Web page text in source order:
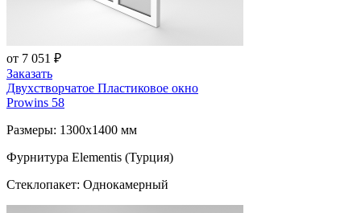
от 7 051 ₽
Заказать
Двухстворчатое Пластиковое окно
Prowins 58
Размеры: 1300x1400 мм
Фурнитура Elementis (Турция)
Стеклопакет: Однокамерный